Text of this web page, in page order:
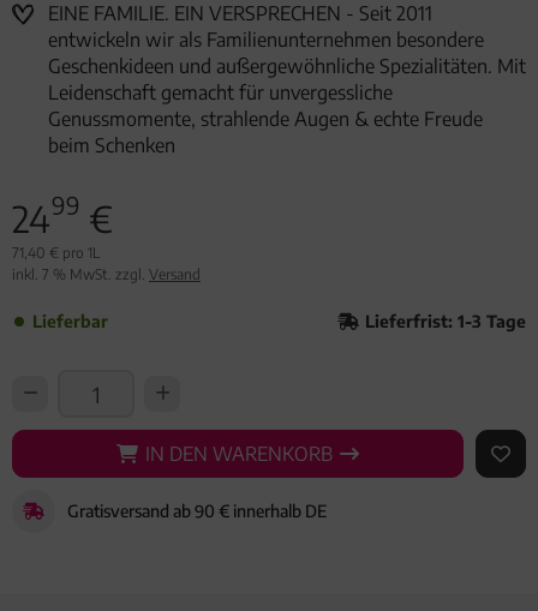
EINE FAMILIE. EIN VERSPRECHEN - Seit 2011
entwickeln wir als Familienunternehmen besondere
Geschenkideen und außergewöhnliche Spezialitäten. Mit
Leidenschaft gemacht für unvergessliche
Genussmomente, strahlende Augen & echte Freude
beim Schenken
2499 €
71,40 € pro 1L
inkl. 7 % MwSt. zzgl. Versand
Lieferbar Lieferfrist: 1-3 Tage
IN DEN WARENKORB
IN DEN WARENKORB AUF
Gratisversand ab 90 € innerhalb DE